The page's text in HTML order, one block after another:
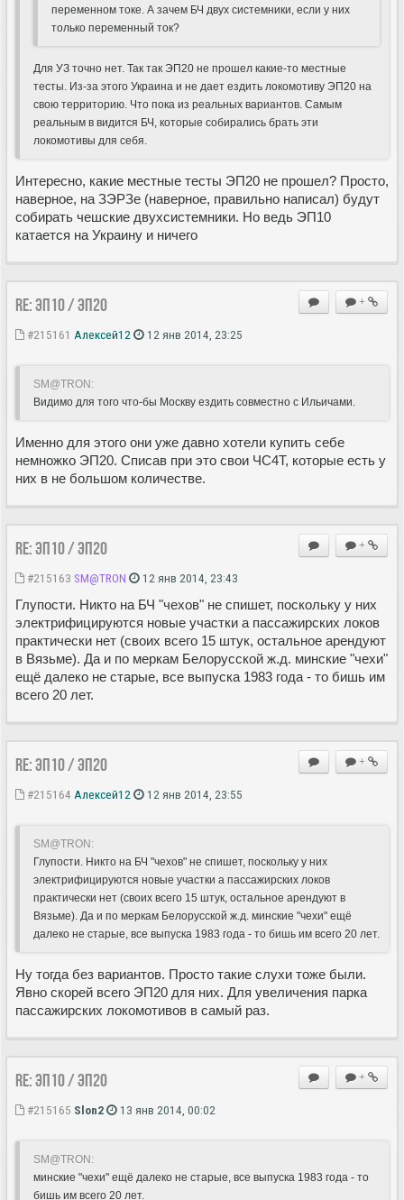
переменном токе. А зачем БЧ двух системники, если у них
только переменный ток?
Для УЗ точно нет. Так так ЭП20 не прошел какие-то местные
тесты. Из-за этого Украина и не дает ездить локомотиву ЭП20 на
свою территорию. Что пока из реальных вариантов. Самым
реальным в видится БЧ, которые собирались брать эти
локомотивы для себя.
Интересно, какие местные тесты ЭП20 не прошел? Просто,
наверное, на ЗЭРЗе (наверное, правильно написал) будут
собирать чешские двухсистемники. Но ведь ЭП10
катается на Украину и ничего
+
Re: ЭП10 / ЭП20
#215161 Алексей12 12 янв 2014, 23:25
SM@TRON:
Видимо для того что-бы Москву ездить совместно с Ильичами.
Именно для этого они уже давно хотели купить себе
немножко ЭП20. Списав при это свои ЧС4Т, которые есть у
них в не большом количестве.
+
Re: ЭП10 / ЭП20
#215163 SM@TRON 12 янв 2014, 23:43
Глупости. Никто на БЧ "чехов" не спишет, поскольку у них
электрифицируются новые участки а пассажирских локов
практически нет (своих всего 15 штук, остальное арендуют
в Вязьме). Да и по меркам Белорусской ж.д. минские "чехи"
ещё далеко не старые, все выпуска 1983 года - то бишь им
всего 20 лет.
+
Re: ЭП10 / ЭП20
#215164 Алексей12 12 янв 2014, 23:55
SM@TRON:
Глупости. Никто на БЧ "чехов" не спишет, поскольку у них
электрифицируются новые участки а пассажирских локов
практически нет (своих всего 15 штук, остальное арендуют в
Вязьме). Да и по меркам Белорусской ж.д. минские "чехи" ещё
далеко не старые, все выпуска 1983 года - то бишь им всего 20 лет.
Ну тогда без вариантов. Просто такие слухи тоже были.
Явно скорей всего ЭП20 для них. Для увеличения парка
пассажирских локомотивов в самый раз.
+
Re: ЭП10 / ЭП20
#215165 Slon2 13 янв 2014, 00:02
SM@TRON:
минские "чехи" ещё далеко не старые, все выпуска 1983 года - то
бишь им всего 20 лет.